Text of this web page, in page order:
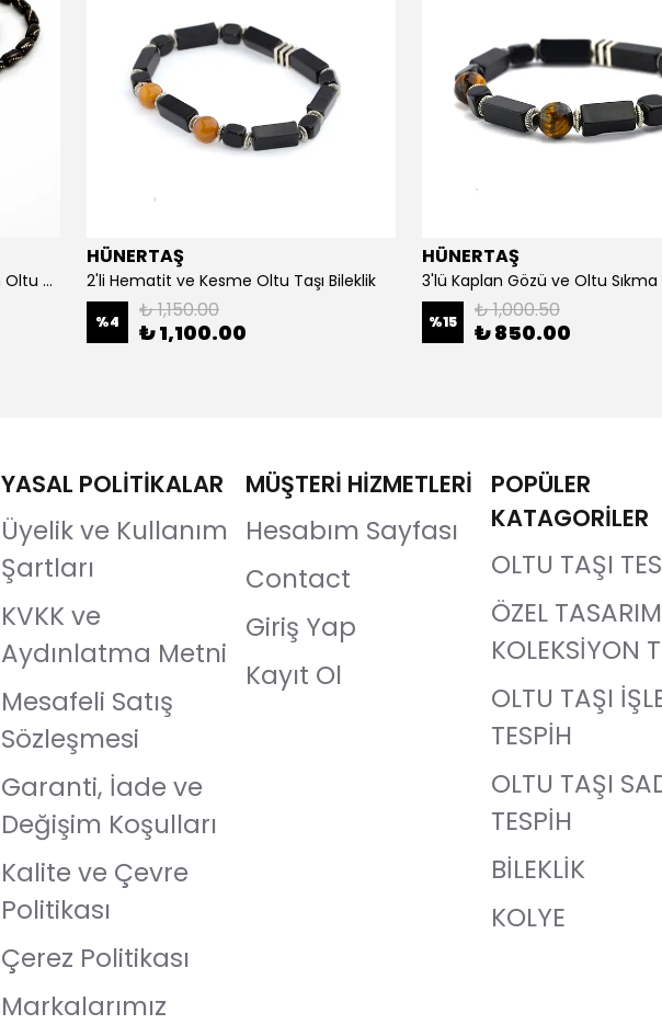
14 Ayar Altın İşleme Kapsül Kesim Oltu Taşı Tespih
HÜNERTAŞ
2'li Hematit ve Kesme Oltu Taşı Bileklik
%4 ₺ 1,150.00
₺ 1,100.00
HÜNERTAŞ
3'lü Kaplan Gözü ve Oltu Sıkma
%15 ₺ 1,000.50
₺ 850.00
YASAL POLİTİKALAR
Üyelik ve Kullanım
Şartları
KVKK ve
Aydınlatma Metni
Mesafeli Satış
Sözleşmesi
Garanti, İade ve
Değişim Koşulları
Kalite ve Çevre
Politikası
Çerez Politikası
Markalarımız
MÜŞTERİ HİZMETLERİ
Hesabım Sayfası
Contact
Giriş Yap
Kayıt Ol
POPÜLER
KATAGORİLER
OLTU TAŞI
ÖZEL TASARIM
KOLEKSİYON
OLTU TAŞI
TESPİH
OLTU TAŞI
TESPİH
BİLEKLİK
KOLYE